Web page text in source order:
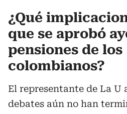
¿Qué
que se aprobó
pensiones de los
colombianos?
El representante de La U
debates aún no han